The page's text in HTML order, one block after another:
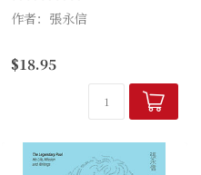
作者：張永信
面相覷自己。在此，我經常走
海旁，移情於天地間，駐足於
大自然，靈感如泉湧流。接下
來，我便寄意於文字，成文於
$18.95